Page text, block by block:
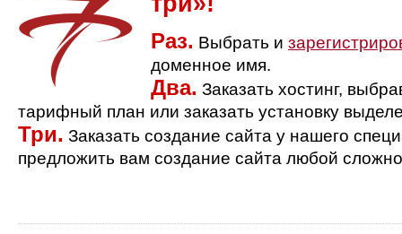
Раз. Выбрать и
доменное имя.
Два. Заказать хостинг,
тарифный план или заказать установку
Три. Заказать создание сайта у нашего
предложить вам создание сайта любой